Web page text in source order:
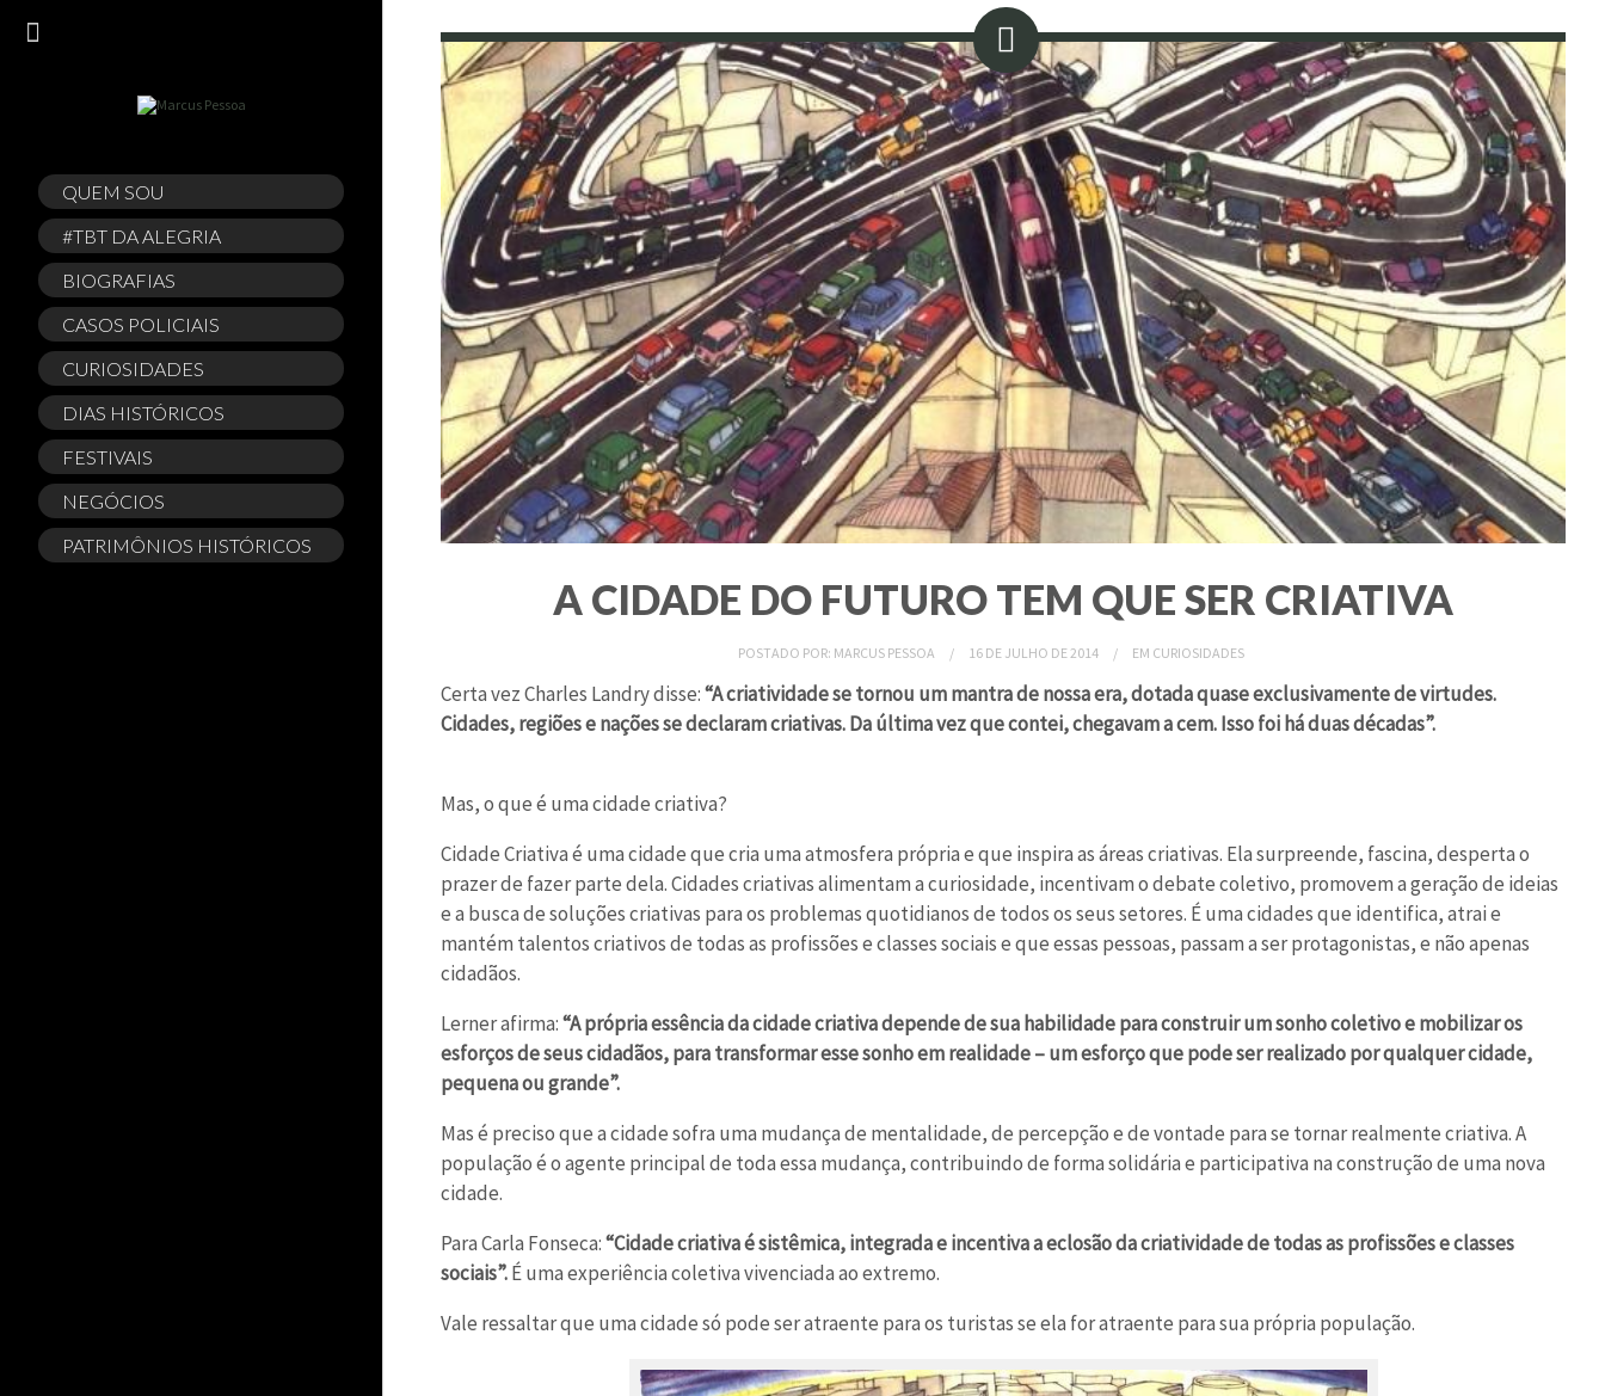
QUEM SOU
#TBT DA ALEGRIA
BIOGRAFIAS
CASOS POLICIAIS
CURIOSIDADES
DIAS HISTÓRICOS
FESTIVAIS
NEGÓCIOS
PATRIMÔNIOS HISTÓRICOS
A CIDADE DO FUTURO TEM QUE SER CRIATIVA
POSTADO POR: MARCUS PESSOA 16 DE JULHO DE 2014 EM CURIOSIDADES
Certa vez Charles Landry disse:“A criatividade se tornou um mantra de nossa era, dotada quase exclusivamente de virtudes.
Cidades, regiões e nações se declaram criativas. Da última vez que contei, chegavam a cem. Isso foi há duas décadas”.
Mas, o que é uma cidade criativa?
Cidade Criativa é uma cidade que cria uma atmosfera própria e que inspira as áreas criativas. Ela surpreende, fascina, desperta o
prazer de fazer parte dela. Cidades criativas alimentam a curiosidade, incentivam o debate coletivo, promovem a geração de ideias
e a busca de soluções criativas para os problemas quotidianos de todos os seus setores. É uma cidades que identifica, atrai e
mantém talentos criativos de todas as profissões e classes sociais e que essas pessoas, passam a ser protagonistas, e não apenas
cidadãos.
Lerner afirma:“A própria essência da cidade criativa depende de sua habilidade para construir um sonho coletivo e mobilizar os
esforços de seus cidadãos, para transformar esse sonho em realidade – um esforço que pode ser realizado por qualquer cidade,
pequena ou grande”.
Mas é preciso que a cidade sofra uma mudança de mentalidade, de percepção e de vontade para se tornar realmente criativa. A
população é o agente principal de toda essa mudança, contribuindo de forma solidária e participativa na construção de uma nova
cidade.
Para Carla Fonseca:“Cidade criativa é sistêmica, integrada e incentiva a eclosão da criatividade de todas as profissões e classes
sociais”.É uma experiência coletiva vivenciada ao extremo.
Vale ressaltar que uma cidade só pode ser atraente para os turistas se ela for atraente para sua própria população.